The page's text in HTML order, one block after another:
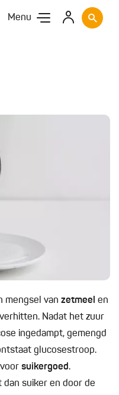
Menu
mengsel van zetmeel en
Nadat het zuur
ingedampt, gemengd
glucosestroop.
suikergoed.
dan suiker en door de